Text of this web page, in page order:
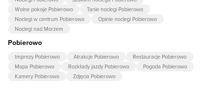
Wolne pokoje Pobierowo
Tanie noclegi Pobierowo
Noclegi w centrum Pobierowo
Opinie noclegi Pobierowo
Noclegi nad Morzem
Pobierowo
Imprezy Pobierowo Atrakcje Pobierowo
Restauracje Pobierowo
Mapa Pobierowo
Rozkłady jazdy Pobierowo
Pogoda Pobierowo
Kamery Pobierowo
Zdjęcia Pobierowo